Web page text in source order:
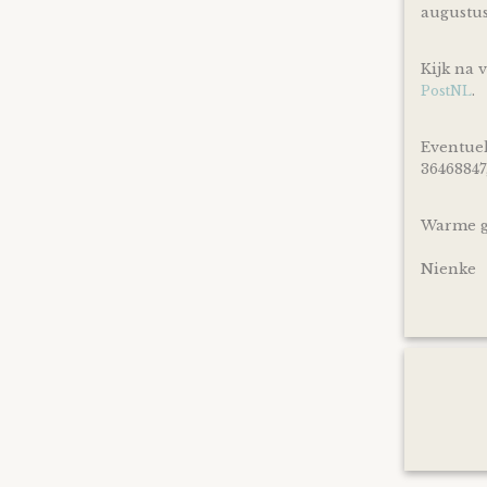
Kijk na
PostNL.
Warme
Nienke